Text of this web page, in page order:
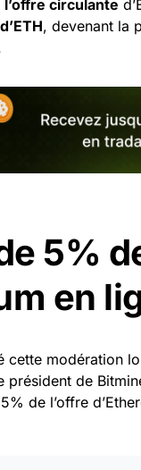
l’offre circulante
, devenant la
5%
en
cette modération
président de
de l’offre